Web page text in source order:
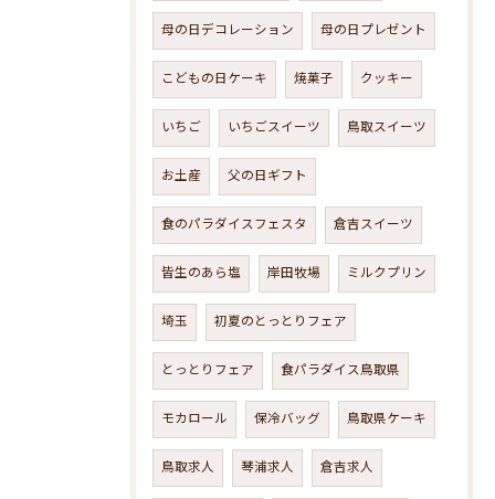
母の日デコレーション 母の日プレゼント
こどもの日ケーキ 焼菓子 クッキー
いちご いちごスイーツ 鳥取スイーツ
お土産 父の日ギフト
食のパラダイスフェスタ 倉吉スイーツ
皆生のあら塩 岸田牧場 ミルクプリン
埼玉 初夏のとっとりフェア
とっとりフェア 食パラダイス鳥取県
モカロール 保冷バッグ 鳥取県ケーキ
鳥取求人 琴浦求人 倉吉求人